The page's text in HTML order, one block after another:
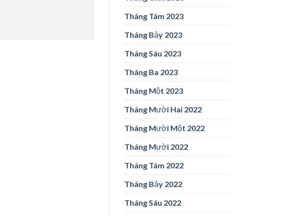
Tháng Tám 2023
Tháng Bảy 2023
Tháng Sáu 2023
Tháng Ba 2023
Tháng Một 2023
Tháng Mười Hai 2022
Tháng Mười Một 2022
Tháng Mười 2022
Tháng Tám 2022
Tháng Bảy 2022
Tháng Sáu 2022